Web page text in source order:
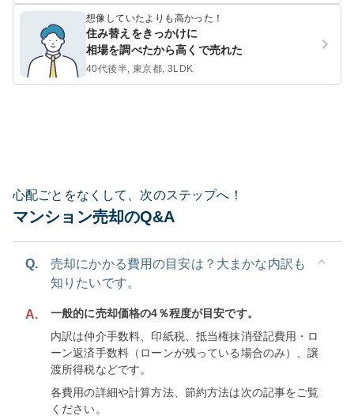
想像していたよりも高かった！
住み替えをきっかけに
相場を調べたから高くで売れた
40代後半, 東京都, 3LDK
心配ごとをなくして、次のステップへ！
マンション売却のQ&A
Q.
売却にかかる費用の目安は？大まかな内訳も
知りたいです。
A.
一般的に売却価格の4％程度が目安です。
内訳は仲介手数料、印紙税、抵当権抹消登記費用・ロ
ーン返済手数料（ローンが残っている場合のみ）、譲
渡所得税などです。
各費用の詳細や計算方法、節約方法は次の記事をご覧
ください。